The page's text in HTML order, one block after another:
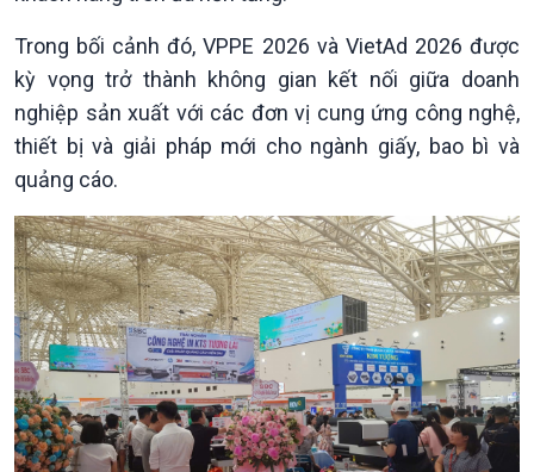
Khởi nghiệp
Tuyên chiến với gian lận
thương mại
Tâm tình biên giới và hải
đảo
Tìm hiểu biển, đảo Việt
Nam
Trong bối cảnh đó, VPPE 2026 và VietAd 2026 được
kỳ vọng trở thành không gian kết nối giữa doanh
nghiệp sản xuất với các đơn vị cung ứng công nghệ,
thiết bị và giải pháp mới cho ngành giấy, bao bì và
quảng cáo.